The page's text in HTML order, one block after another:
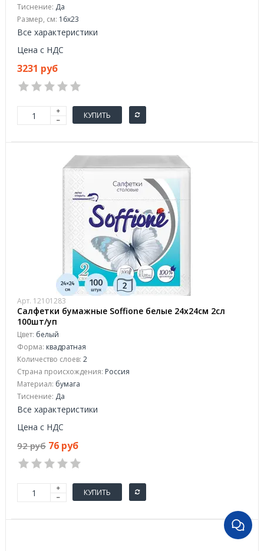
Тиснение: Да
Размер, см: 16x23
Все характеристики
Цена с НДС
3231 руб
КУПИТЬ
Арт. 12101283
Салфетки бумажные Soffione белые 24х24см 2сл
100шт/уп
Цвет: белый
Форма: квадратная
Количество слоев: 2
Страна происхождения: Россия
Материал: бумага
Тиснение: Да
Все характеристики
Цена с НДС
92 руб 76 руб
КУПИТЬ